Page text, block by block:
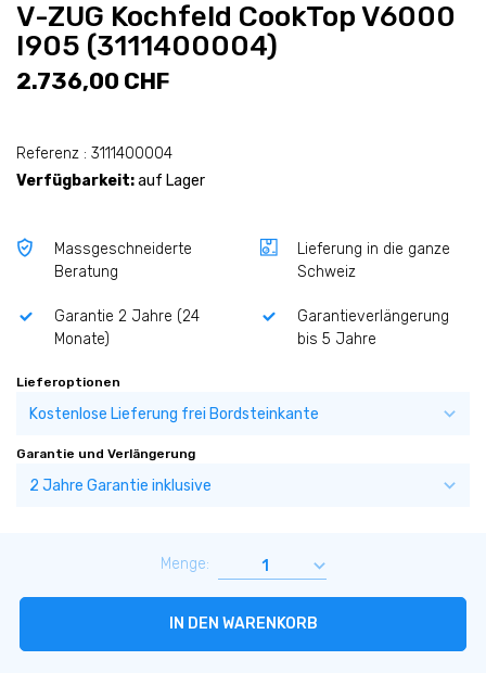
V-ZUG Kochfeld CookTop V6000
I905 (3111400004)
2.736,00 CHF
Referenz : 3111400004
Verfügbarkeit:auf Lager
Massgeschneiderte
Beratung
Lieferung in die ganze
Schweiz
Garantie 2 Jahre (24
Monate)
Garantieverlängerung
bis 5 Jahre
Lieferoptionen
Garantie und Verlängerung
Menge:
IN DEN WARENKORB